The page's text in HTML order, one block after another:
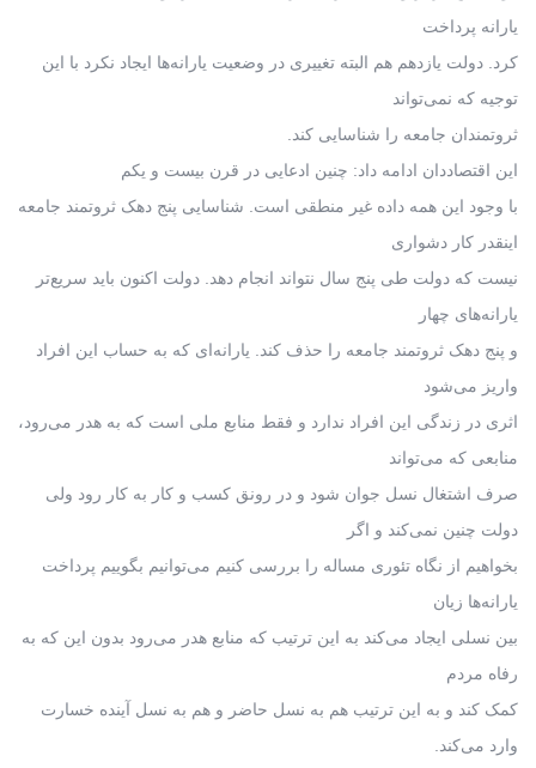
یارانه پرداخت
کرد. دولت یازدهم هم البته تغییری در وضعیت یارانه‌ها ایجاد نکرد با این
توجیه که نمی‌تواند
ثروتمندان جامعه را شناسایی کند.
این اقتصاددان ادامه داد: چنین ادعایی در قرن بیست و یکم
با وجود این همه داده غیر منطقی است. شناسایی پنج دهک ثروتمند جامعه
اینقدر کار دشواری
نیست که دولت طی پنج سال نتواند انجام دهد. دولت اکنون باید سریع‌تر
یارانه‌های چهار
و پنج دهک ثروتمند جامعه را حذف کند. یارانه‌ای که به حساب این افراد
واریز می‌شود
اثری در زندگی این افراد ندارد و فقط منابع ملی است که به هدر می‌رود،
منابعی که می‌تواند
صرف اشتغال نسل جوان شود و در رونق کسب و کار به کار رود ولی
دولت چنین نمی‌کند و اگر
بخواهیم از نگاه تئوری مساله را بررسی کنیم می‌توانیم بگوییم پرداخت
یارانه‌ها زیان
بین نسلی ایجاد می‌کند به این ترتیب که منابع هدر می‌رود بدون این که به
رفاه مردم
کمک کند و به این ترتیب هم به نسل حاضر و هم به نسل آینده خسارت
وارد می‌کند.